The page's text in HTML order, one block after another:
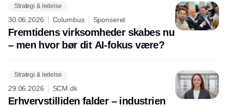
Strategi & ledelse
30.06.2026 Columbus Sponseret
Fremtidens virksomheder skabes nu
– men hvor bør dit AI-fokus være?
Strategi & ledelse
29.06.2026 SCM.dk
Erhvervstilliden falder – industrien